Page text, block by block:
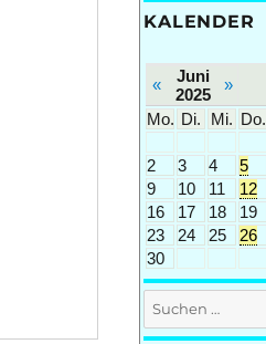
KALENDER
«
Juni
2025
»
Mo. Di. Mi. Do.
2
3 4 5
9
10 11 12
16
17 18 19
23
24 25 26
30
Suchen
nach: